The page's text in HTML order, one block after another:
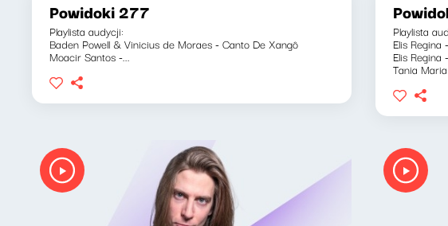
Powidoki 277
Playlista audycji:
Baden Powell & Vinicius de Moraes - Canto De Xangô
Moacir Santos -...
Playlista
Elis
Elis
Tania